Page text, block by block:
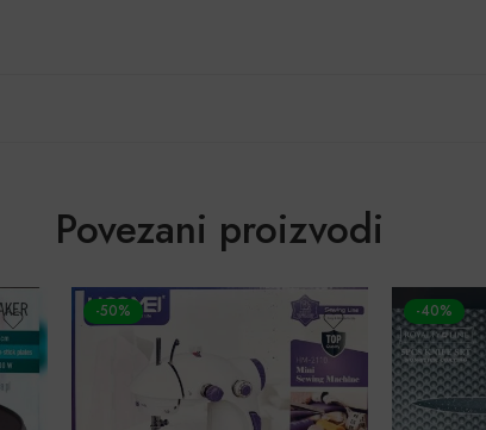
Povezani proizvodi
-50% -40%